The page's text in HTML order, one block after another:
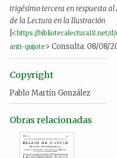
trigésimo tercera en respuesta
de la Lectura en la Ilustración
[<https://bibliotecalectura18.net/
anti-quijote> Consulta: 08/08/
Copyright
Pablo Martín González
Obras relacionadas